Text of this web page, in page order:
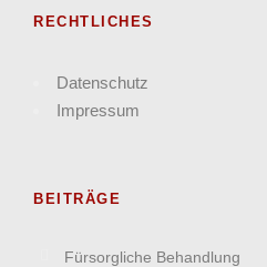
RECHTLICHES
Datenschutz
Impressum
BEITRÄGE
Fürsorgliche Behandlung